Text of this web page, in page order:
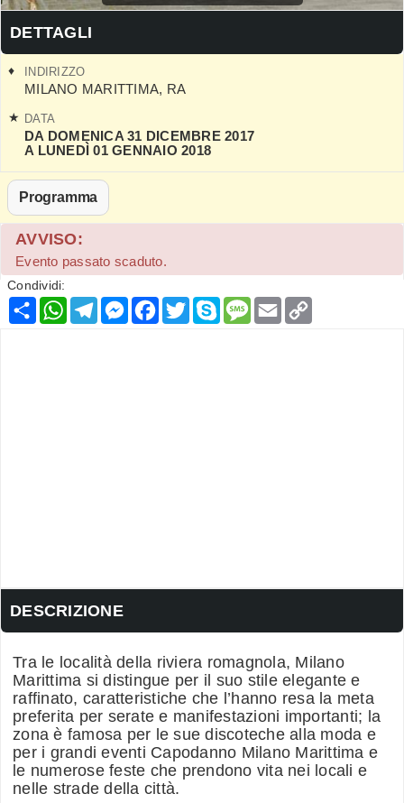
DETTAGLI
INDIRIZZO
MILANO MARITTIMA, RA
DATA
DA DOMENICA 31 DICEMBRE 2017
A LUNEDÌ 01 GENNAIO 2018
Programma
AVVISO:
Evento passato scaduto.
Condividi:
Condividi
WhatsApp
Telegram
Messenger
Facebook
TwitterSkypeMessage
Email
DESCRIZIONE
Tra le località della riviera romagnola, Milano
Marittima si distingue per il suo stile elegante e
raffinato, caratteristiche che l’hanno resa la meta
preferita per serate e manifestazioni importanti; la
zona è famosa per le sue discoteche alla moda e
per i grandi eventi Capodanno Milano Marittima e
le numerose feste che prendono vita nei locali e
nelle strade della città.